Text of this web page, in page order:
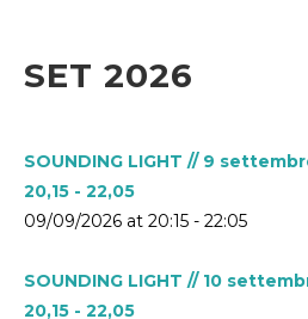
SET 2026
SOUNDING LIGHT // 9
20,15 - 22,05
09/09/2026 at 20:15 - 22:05
SOUNDING LIGHT // 10
20,15 - 22,05